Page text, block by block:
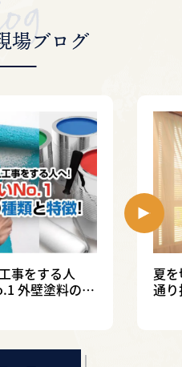
場ブログ
事をする人
外壁塗料の種
夏
通